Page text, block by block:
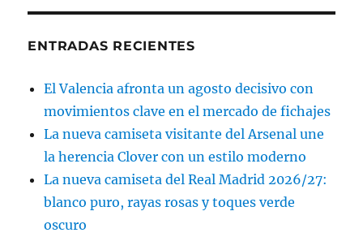
ENTRADAS RECIENTES
El Valencia afronta un agosto decisivo con
movimientos clave en el mercado de fichajes
La nueva camiseta visitante del Arsenal une
la herencia Clover con un estilo moderno
La nueva camiseta del Real Madrid 2026/27:
blanco puro, rayas rosas y toques verde
oscuro